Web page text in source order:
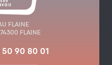
FLAINE
FLAINE
50 90 80 01